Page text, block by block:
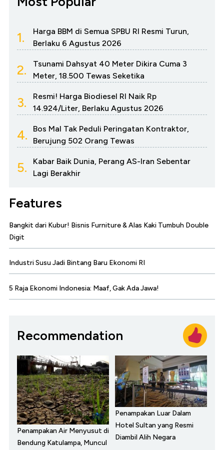
1.
Harga BBM di Semua SPBU RI Resmi Turun,
Berlaku 6 Agustus 2026
2.
Tsunami Dahsyat 40 Meter Dikira Cuma 3
Meter, 18.500 Tewas Seketika
3.
Resmi! Harga Biodiesel RI Naik Rp
14.924/Liter, Berlaku Agustus 2026
4.
Bos Mal Tak Peduli Peringatan Kontraktor,
Berujung 502 Orang Tewas
5.
Kabar Baik Dunia, Perang AS-Iran Sebentar
Lagi Berakhir
Features
Bangkit dari Kubur! Bisnis Furniture & Alas Kaki Tumbuh Double
Digit
Industri Susu Jadi Bintang Baru Ekonomi RI
5 Raja Ekonomi Indonesia: Maaf, Gak Ada Jawa!
Recommendation
Penampakan Air Menyusut di
Bendung Katulampa, Muncul
Penampakan Luar Dalam
Hotel Sultan yang Resmi
Diambil Alih Negara